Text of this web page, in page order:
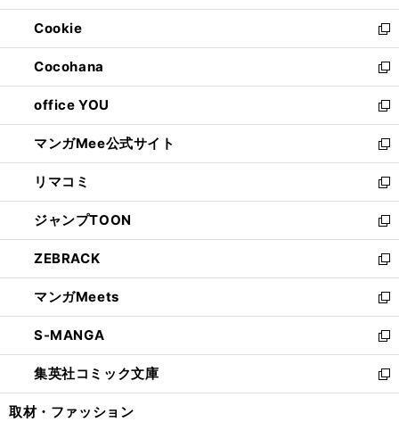
開
く
ウ
で
開
く
ン
ド
ウ
で
開
く
ウ
ィ
ン
ド
ウ
で
開
く
Cookie
新
し
い
ウ
ィ
ン
ド
ウ
で
開
く
Cocohana
新
し
い
ウ
ィ
ン
ド
ウ
で
開
く
office YOU
新
し
い
ウ
ィ
ン
ド
ウ
で
開
く
マンガMee公式サイト
新
し
い
ウ
ィ
ン
ド
ウ
で
開
く
リマコミ
新
し
い
ウ
ィ
ン
ド
ウ
で
開
く
ジャンプTOON
新
し
い
ウ
ィ
ン
ド
ウ
で
開
ZEBRACK
新
し
い
ウ
ィ
ン
ド
ウ
マンガMeets
新
し
い
ウ
ィ
ン
S-MANGA
新
し
い
ウ
集英社コミック文庫
新
し
取材・ファッション